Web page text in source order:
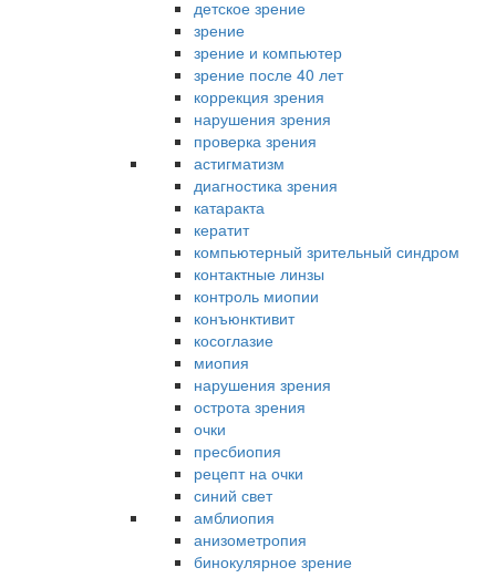
детское зрение
зрение
зрение и компьютер
зрение после 40 лет
коррекция зрения
нарушения зрения
проверка зрения
астигматизм
диагностика зрения
катаракта
кератит
компьютерный зрительный синдром
контактные линзы
контроль миопии
конъюнктивит
косоглазие
миопия
нарушения зрения
острота зрения
очки
пресбиопия
рецепт на очки
синий свет
амблиопия
анизометропия
бинокулярное зрение